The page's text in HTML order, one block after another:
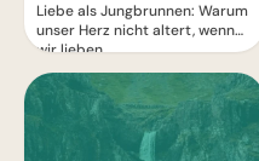
Liebe als Jungbrunnen: Warum
unser Herz nicht altert, wenn
wir lieben